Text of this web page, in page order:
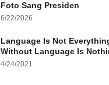
Foto Sang Presiden
6/22/2026
Language Is Not
Without Language Is
4/24/2021